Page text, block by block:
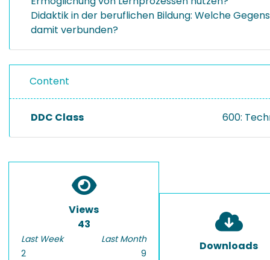
Didaktik in der beruflichen Bildung: Welche
damit verbunden?
Content
DDC Class 600:
Views
43
Last Week
2
Last Month
9
Downloads